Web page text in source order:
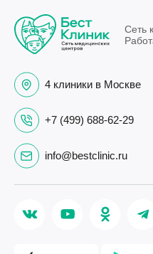
Сеть
4 клиники в Москве
+7 (499) 688-62-29
info@bestclinic.ru